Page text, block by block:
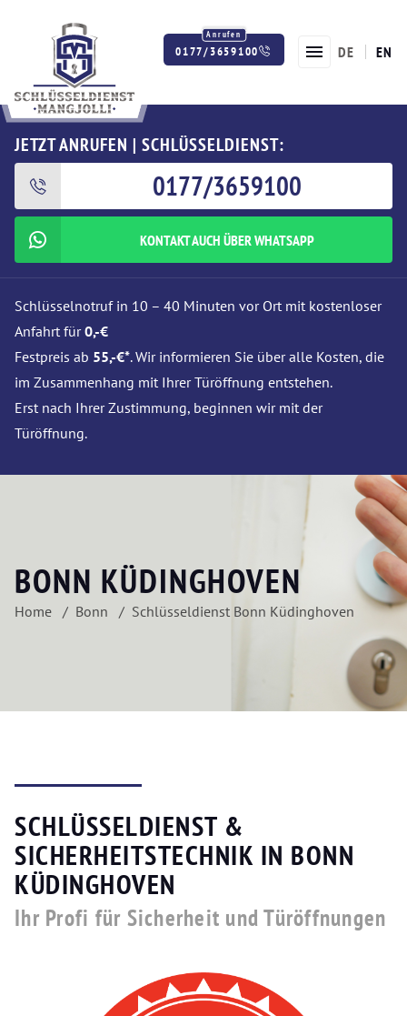
0177/3659100 DE EN
JETZT ANRUFEN | SCHLÜSSELDIENST:
0177/3659100
KONTAKT AUCH ÜBER WHATSAPP
Schlüsselnotruf in 10 – 40 Minuten vor Ort mit kostenloser
Anfahrt für0,-€
Festpreis ab 55,-€*. Wir informieren Sie über alle Kosten, die
im Zusammenhang mit Ihrer Türöffnung entstehen.
Erst nach Ihrer Zustimmung, beginnen wir mit der
Türöffnung.
BONN KÜDINGHOVEN
Home Bonn Schlüsseldienst Bonn Küdinghoven
SCHLÜSSELDIENST &
SICHERHEITSTECHNIK IN BONN
KÜDINGHOVEN
Ihr Profi für Sicherheit und Türöffnungen